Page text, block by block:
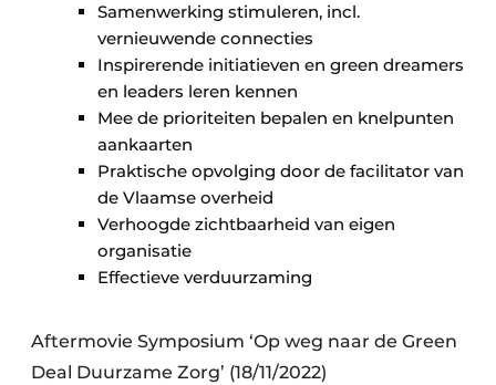
Samenwerking stimuleren, incl.
vernieuwende connecties
Inspirerende initiatieven en green dreamers
en leaders leren kennen
Mee de prioriteiten bepalen en knelpunten
aankaarten
Praktische opvolging door de facilitator van
de Vlaamse overheid
Verhoogde zichtbaarheid van eigen
organisatie
Effectieve verduurzaming
Aftermovie Symposium ‘Op weg naar de Green
Deal Duurzame Zorg’ (18/11/2022)